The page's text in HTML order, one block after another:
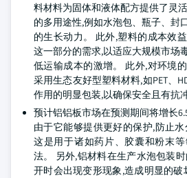
料材料为固体和液体配方提供了灵
的多用途性,例如水泡包、瓶子、封
的生长动力。 此外,塑料的成本效
这一部分的需求,以适应大规模市场
低运输成本的激增。 此外,对环境
采用生态友好型塑料材料,如PET、
作用的明显包装,以确保安全且有抗
预计铝铝板市场在预测期间将增长
由于它能够提供更好的保护,防止
这是用于诸如药片、胶囊和粉末
法。 另外,铝材料在生产水泡包装
开时会出现变形现象,造成明显的